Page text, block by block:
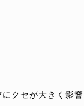
クセが大きく影